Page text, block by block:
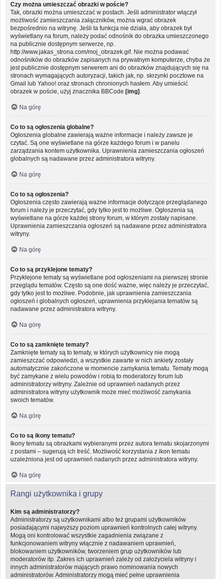
Czy można umieszczać obrazki w poście?
Tak, obrazki można umieszczać w postach. Jeśli administrator włączył
możliwość zamieszczania załączników, można wgrać obrazek
bezpośrednio na witrynę. Jeśli ta funkcja nie działa, aby obrazek był
wyświetlany na forum, należy podać odnośnik do obrazka umieszczonego
na publicznie dostępnym serwerze, np.
http://www.jakas_strona.com/moj_obrazek.gif. Nie można podawać
odnośników do obrazków zapisanych na prywatnym komputerze, chyba że
jest publicznie dostępnym serwerem ani do obrazków znajdujących się na
stronach wymagających autoryzacji, takich jak, np. skrzynki pocztowe na
Gmail lub Yahoo! oraz stronach chronionych hasłem. Aby umieścić
obrazek w poście, użyj znacznika BBCode [img]
Na górę
Co to są ogłoszenia globalne?
Ogłoszenia globalne zawierają ważne informacje i należy zawsze je
czytać. Są one wyświetlane na górze każdego forum i w panelu
zarządzania kontem użytkownika. Uprawnienia zamieszczania ogłoszeń
globalnych są nadawane przez administratora witryny.
Na górę
Co to są ogłoszenia?
Ogłoszenia często zawierają ważne informacje dotyczące przeglądanego
forum i należy je przeczytać, gdy tylko jest to możliwe. Ogłoszenia są
wyświetlane na górze każdej strony forum, w którym zostały napisane.
Uprawnienia zamieszczania ogłoszeń są nadawane przez administratora
witryny.
Na górę
Co to są przyklejone tematy?
Przyklejone tematy są wyświetlane pod ogłoszeniami na pierwszej stronie
przeglądu tematów. Często są one dość ważne, więc należy je przeczytać,
gdy tylko jest to możliwe. Podobnie, jak uprawnienia zamieszczania
ogłoszeń i globalnych ogłoszeń, uprawnienia przyklejania tematów są
nadawane przez administratora witryny.
Na górę
Co to są zamknięte tematy?
Zamknięte tematy są to tematy, w których użytkownicy nie mogą
zamieszczać odpowiedzi, a wszystkie zawarte w nich ankiety zostały
automatycznie zakończone w momencie zamykania tematu. Tematy mogą
być zamykane z wielu powodów i robią to moderatorzy forum lub
administratorzy witryny. Zależnie od uprawnień nadanych przez
administratora witryny użytkownik może mieć możliwość zamykania
swoich tematów.
Na górę
Co to są ikony tematu?
Ikony tematu są obrazkami wybieranymi przez autora tematu skojarzonymi
z postami – sugerują ich treść. Możliwość korzystania z ikon tematu
uzależniona jest od uprawnień nadanych przez administratora witryny.
Na górę
Rangi użytkownika i grupy
Kim są administratorzy?
Administratorzy są użytkownikami albo też grupami użytkowników
posiadającymi najwyższy poziom uprawnień kontrolnych całej witryny.
Mogą oni kontrolować wszystkie zagadnienia związane z
funkcjonowaniem witryny włącznie z nadawaniem uprawnień,
blokowaniem użytkowników, tworzeniem grup użytkowników lub
moderatorów itp. Zakres ich uprawnień zależy od założyciela witryny i
innych administratorów mających prawo nominowania nowych
administratorów. Administratorzy mogą mieć pełne uprawnienia